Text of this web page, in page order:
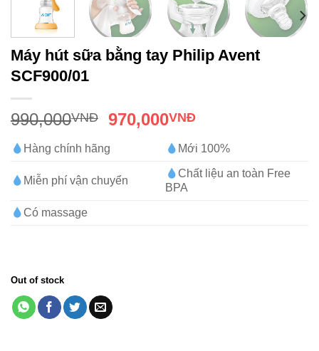
Máy hút sữa bằng tay Philip Avent
SCF900/01
990,000VNĐ 970,000VNĐ
Hàng chính hãng Mới 100%
Miễn phí vận chuyển
Chất liệu an toàn Free
BPA
Có massage
Out of stock